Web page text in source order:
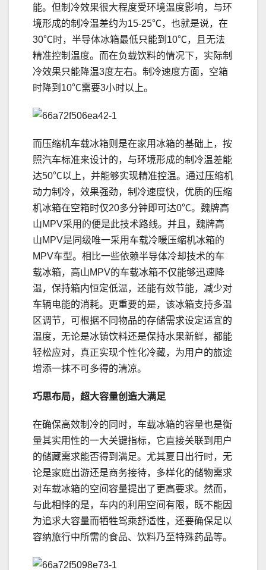
能。但制冷效果很大程度受环境温度影响，与环
境形成的制冷温差约为15-25℃，也就是说，在
30℃时，半导体冰箱最低只能到10℃，且无法
精准控制温度。而在负载饮料的情况下，实际制
冷效果只能降温3度左右。制冷速度方面，空箱
时降到10℃需要3小时以上。
而压缩机车载冰箱则是在家用冰箱的基础上，按
照汽车标准来设计的，与环境形成的制冷温差能
达50℃以上，并能够实现精准控温。通过压缩机
动力制冷，效果强劲，制冷速度快，优质的压缩
机冰箱在空箱时仅20多分钟即可达0℃。魏牌高
山MPV采用的便是此技术路线。并且，魏牌高
山MPV是同级唯一采用车载冷暖压缩机冰箱的
MPV车型。相比一些依赖半导体冷却技术的车
载冰箱，高山MPV的车载冰箱不仅能够迅速降
温，保持箱内恒定低温，还能有效节能，减少对
车辆电能的消耗。更重要的是，该冰箱支持多温
区调节，可根据不同物品的存储需求设定适宜的
温度，无论是冰镇饮料还是保持水果新鲜，都能
轻松应对，真正实现个性化冷藏，为用户的旅途
增添一抹不可多得的清凉。
巧思布局，超大容量创造大满足
在确保高效制冷的同时，车载冰箱的容量也是衡
量其实用性的一大关键指标，它直接关联到用户
的储藏需求能否得到满足。尤其夏日出行时，无
论是家庭出游还是商务接待，多样化的储物需求
对车载冰箱的空间容量提出了更高要求。然而，
与此相悖的是，车内的利用空间有限，既不能因
为追求大容量而牺牲驾乘舒适性，还要确保足以
容纳旅行中所需的食品、饮料乃至特殊药品等。